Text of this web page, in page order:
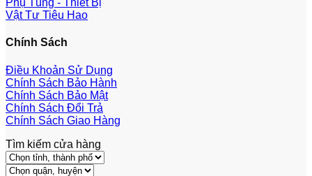
Phụ Tùng - Thiết Bị
Vật Tư Tiêu Hao
Chính Sách
Điều Khoản Sử Dụng
Chính Sách Bảo Hành
Chính Sách Bảo Mật
Chính Sách Đổi Trả
Chính Sách Giao Hàng
Tìm kiếm cửa hàng